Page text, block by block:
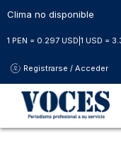
Clima no disponible
1 PEN = 0.297 USD 1 USD =
Registrarse / Acceder